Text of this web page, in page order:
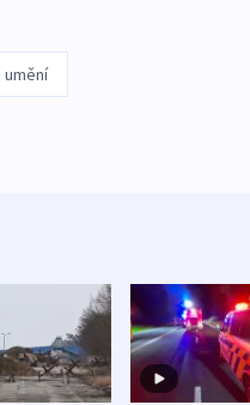
umění